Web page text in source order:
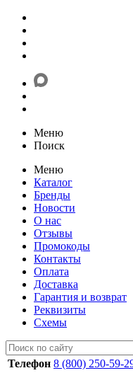
Меню
Поиск
Меню
Каталог
Бренды
Новости
О нас
Отзывы
Промокоды
Контакты
Оплата
Доставка
Гарантия и возврат
Реквизиты
Схемы
Телефон 8 (800) 250-59-